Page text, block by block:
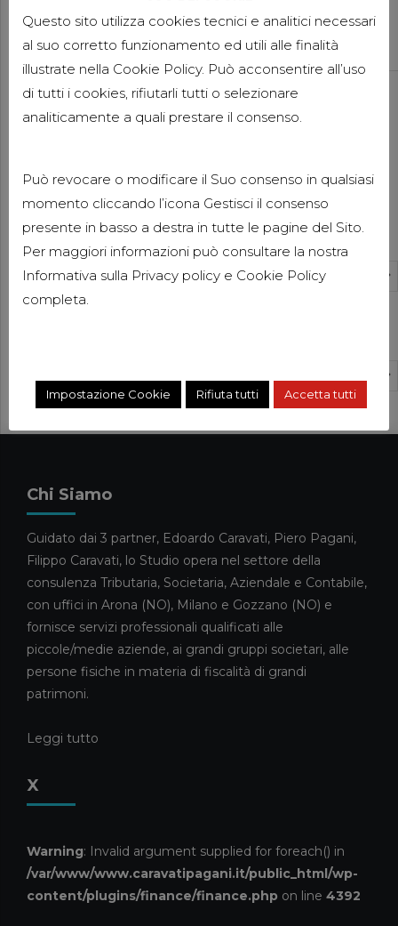
DELLE DICHIARAZIONI SULLE
IMPOSTE INTEGRATIVE
DORA: LA NUOVA NORMATIVA
News
FORBES ITALIA 100
PROFESSIONALS 2026
PRINCIPALI NOVITÀ DEL
VENTESIMO PACCHETTO
13 MAGGIO 2026
CARAVATI PAGANI TRA I
COMMERCIALISTI DELL’ANNO
2026
5 MAGGIO 2026
ASSEGNAZIONE AGEVOLATA DI
BENI AI SOCI: LA LEGGE DI
BILANCIO 2026 RIAPRE I TERMINI
Categorie
Select Category
Chi Siamo
Guidato dai 3 partner, Edoardo Caravati, Piero Pagani,
Filippo Caravati, lo Studio opera nel settore della
consulenza Tributaria, Societaria, Aziendale e Contabile,
con uffici in Arona (NO), Milano e Gozzano (NO) e
fornisce servizi professionali qualificati alle
piccole/medie aziende, ai grandi gruppi societari, alle
persone fisiche in materia di fiscalità di grandi
patrimoni.
Leggi tutto
X
Warning: Invalid argument supplied for foreach() in
/var/www/www.caravatipagani.it/public_html/wp-
content/plugins/finance/finance.php on line 4392
Questo sito utilizza cookies tecnici e analitici necessari
al suo corretto funzionamento ed utili alle finalità
illustrate nella Cookie Policy. Può acconsentire all’uso
di tutti i cookies, rifiutarli tutti o selezionare
analiticamente a quali prestare il consenso.
Può revocare o modificare il Suo consenso in qualsiasi
momento cliccando l’icona Gestisci il consenso
presente in basso a destra in tutte le pagine del Sito.
Per maggiori informazioni può consultare la nostra
Informativa sulla Privacy policy e Cookie Policy
completa.
Impostazione Cookie Rifiuta tutti Accetta tutti